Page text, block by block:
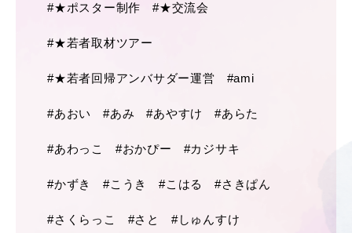
#★ポスター制作 #★交流会
#★若者取材ツアー
#★若者回帰アンバサダー運営 #ami
#あおい #あみ #あやすけ #あらた
#あわっこ #おかぴー #カジサキ
#かずき #こうき #こはる #さきぱん
#さくらっこ #さと #しゅんすけ